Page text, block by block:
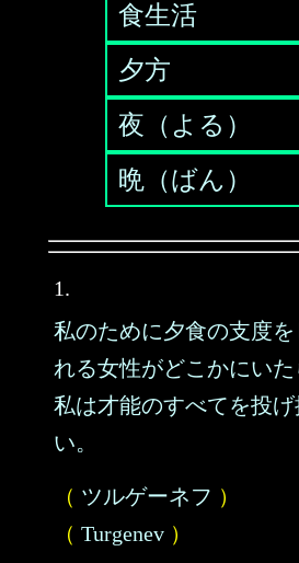
食生活
夕方
夜（よる）
晩（ばん）
1.
私のために夕食の支度を
れる女性がどこかにいた
私は才能のすべてを投
い。
（ ツルゲーネフ ）
（ Turgenev ）